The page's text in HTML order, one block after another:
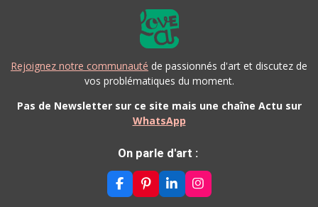
Rejoignez notre communauté de passionnés d'art et discutez de
vos problématiques du moment.
Pas de Newsletter sur ce site mais une chaîne Actu sur
WhatsApp
On parle d'art :
F
A
P
I
L
I
I
N